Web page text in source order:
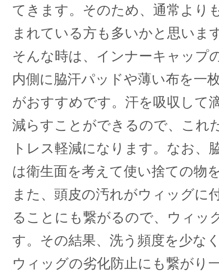
てきます。そのため、通常より
まれている方も多いかと思いま
そんな時は、インナーキャップ
内側に脇汗パッドや薄い布を一
がおすすめです。汗を吸収して
減らすことができるので、これ
トレス軽減になります。なお、
は衛生面を考えて使い捨ての物
また、頭皮の汚れがウィッグに
ることにも繋がるので、ウィッ
す。その結果、洗う頻度を少な
ウィッグの劣化防止にも繋がり